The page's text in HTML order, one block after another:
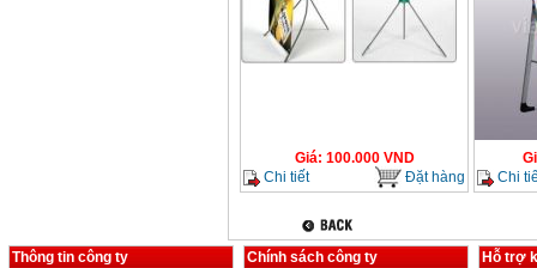
Giá: 100.000VND
Chi tiết
Đặt hàng
Chi
Thông tin công ty
Chính sách công ty
Hỗ trợ